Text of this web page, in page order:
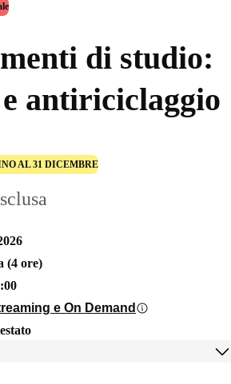
di studio:
antiriciclaggio
AL 31 DICEMBRE
(4 ore)
e On Demand